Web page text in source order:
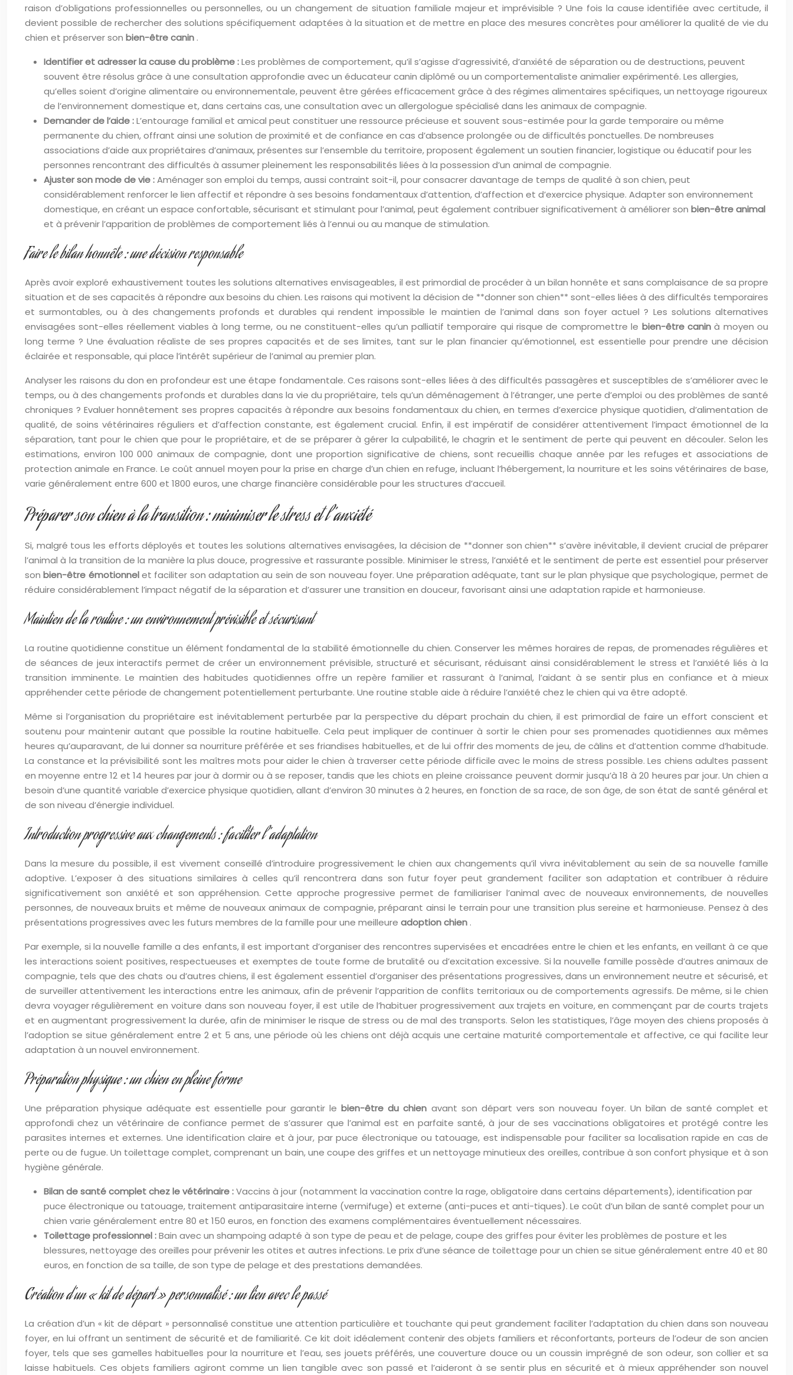
raison d’obligations professionnelles ou personnelles, ou un changement de situation familiale majeur et imprévisible ? Une fois la cause identifiée avec certitude, il
devient possible de rechercher des solutions spécifiquement adaptées à la situation et de mettre en place des mesures concrètes pour améliorer la qualité de vie du
chien et préserver son bien-être canin .
Identifier et adresser la cause du problème :Les problèmes de comportement, qu’il s’agisse d’agressivité, d’anxiété de séparation ou de destructions, peuvent
souvent être résolus grâce à une consultation approfondie avec un éducateur canin diplômé ou un comportementaliste animalier expérimenté. Les allergies,
qu’elles soient d’origine alimentaire ou environnementale, peuvent être gérées efficacement grâce à des régimes alimentaires spécifiques, un nettoyage rigoureux
de l’environnement domestique et, dans certains cas, une consultation avec un allergologue spécialisé dans les animaux de compagnie.
Demander de l’aide :L’entourage familial et amical peut constituer une ressource précieuse et souvent sous-estimée pour la garde temporaire ou même
permanente du chien, offrant ainsi une solution de proximité et de confiance en cas d’absence prolongée ou de difficultés ponctuelles. De nombreuses
associations d’aide aux propriétaires d’animaux, présentes sur l’ensemble du territoire, proposent également un soutien financier, logistique ou éducatif pour les
personnes rencontrant des difficultés à assumer pleinement les responsabilités liées à la possession d’un animal de compagnie.
Ajuster son mode de vie :Aménager son emploi du temps, aussi contraint soit-il, pour consacrer davantage de temps de qualité à son chien, peut
considérablement renforcer le lien affectif et répondre à ses besoins fondamentaux d’attention, d’affection et d’exercice physique. Adapter son environnement
domestique, en créant un espace confortable, sécurisant et stimulant pour l’animal, peut également contribuer significativement à améliorer son bien-être animal
et à prévenir l’apparition de problèmes de comportement liés à l’ennui ou au manque de stimulation.
Faire le bilan honnête : une décision responsable
Après avoir exploré exhaustivement toutes les solutions alternatives envisageables, il est primordial de procéder à un bilan honnête et sans complaisance de sa propre
situation et de ses capacités à répondre aux besoins du chien. Les raisons qui motivent la décision de **donner son chien** sont-elles liées à des difficultés temporaires
et surmontables, ou à des changements profonds et durables qui rendent impossible le maintien de l’animal dans son foyer actuel ? Les solutions alternatives
envisagées sont-elles réellement viables à long terme, ou ne constituent-elles qu’un palliatif temporaire qui risque de compromettre le bien-être caninà moyen ou
long terme ? Une évaluation réaliste de ses propres capacités et de ses limites, tant sur le plan financier qu’émotionnel, est essentielle pour prendre une décision
éclairée et responsable, qui place l’intérêt supérieur de l’animal au premier plan.
Analyser les raisons du don en profondeur est une étape fondamentale. Ces raisons sont-elles liées à des difficultés passagères et susceptibles de s’améliorer avec le
temps, ou à des changements profonds et durables dans la vie du propriétaire, tels qu’un déménagement à l’étranger, une perte d’emploi ou des problèmes de santé
chroniques ? Evaluer honnêtement ses propres capacités à répondre aux besoins fondamentaux du chien, en termes d’exercice physique quotidien, d’alimentation de
qualité, de soins vétérinaires réguliers et d’affection constante, est également crucial. Enfin, il est impératif de considérer attentivement l’impact émotionnel de la
séparation, tant pour le chien que pour le propriétaire, et de se préparer à gérer la culpabilité, le chagrin et le sentiment de perte qui peuvent en découler. Selon les
estimations, environ 100 000 animaux de compagnie, dont une proportion significative de chiens, sont recueillis chaque année par les refuges et associations de
protection animale en France. Le coût annuel moyen pour la prise en charge d’un chien en refuge, incluant l’hébergement, la nourriture et les soins vétérinaires de base,
varie généralement entre 600 et 1800 euros, une charge financière considérable pour les structures d’accueil.
Préparer son chien à la transition : minimiser le stress et l’anxiété
Si, malgré tous les efforts déployés et toutes les solutions alternatives envisagées, la décision de **donner son chien** s’avère inévitable, il devient crucial de préparer
l’animal à la transition de la manière la plus douce, progressive et rassurante possible. Minimiser le stress, l’anxiété et le sentiment de perte est essentiel pour préserver
sonbien-être émotionnelet faciliter son adaptation au sein de son nouveau foyer. Une préparation adéquate, tant sur le plan physique que psychologique, permet de
réduire considérablement l’impact négatif de la séparation et d’assurer une transition en douceur, favorisant ainsi une adaptation rapide et harmonieuse.
Maintien de la routine : un environnement prévisible et sécurisant
La routine quotidienne constitue un élément fondamental de la stabilité émotionnelle du chien. Conserver les mêmes horaires de repas, de promenades régulières et
de séances de jeux interactifs permet de créer un environnement prévisible, structuré et sécurisant, réduisant ainsi considérablement le stress et l’anxiété liés à la
transition imminente. Le maintien des habitudes quotidiennes offre un repère familier et rassurant à l’animal, l’aidant à se sentir plus en confiance et à mieux
appréhender cette période de changement potentiellement perturbante. Une routine stable aide à réduire l’anxiété chez le chien qui va être adopté.
Même si l’organisation du propriétaire est inévitablement perturbée par la perspective du départ prochain du chien, il est primordial de faire un effort conscient et
soutenu pour maintenir autant que possible la routine habituelle. Cela peut impliquer de continuer à sortir le chien pour ses promenades quotidiennes aux mêmes
heures qu’auparavant, de lui donner sa nourriture préférée et ses friandises habituelles, et de lui offrir des moments de jeu, de câlins et d’attention comme d’habitude.
La constance et la prévisibilité sont les maîtres mots pour aider le chien à traverser cette période difficile avec le moins de stress possible. Les chiens adultes passent
en moyenne entre 12 et 14 heures par jour à dormir ou à se reposer, tandis que les chiots en pleine croissance peuvent dormir jusqu’à 18 à 20 heures par jour. Un chien a
besoin d’une quantité variable d’exercice physique quotidien, allant d’environ 30 minutes à 2 heures, en fonction de sa race, de son âge, de son état de santé général et
de son niveau d’énergie individuel.
Introduction progressive aux changements : faciliter l’adaptation
Dans la mesure du possible, il est vivement conseillé d’introduire progressivement le chien aux changements qu’il vivra inévitablement au sein de sa nouvelle famille
adoptive. L’exposer à des situations similaires à celles qu’il rencontrera dans son futur foyer peut grandement faciliter son adaptation et contribuer à réduire
significativement son anxiété et son appréhension. Cette approche progressive permet de familiariser l’animal avec de nouveaux environnements, de nouvelles
personnes, de nouveaux bruits et même de nouveaux animaux de compagnie, préparant ainsi le terrain pour une transition plus sereine et harmonieuse. Pensez à des
présentations progressives avec les futurs membres de la famille pour une meilleure adoption chien .
Par exemple, si la nouvelle famille a des enfants, il est important d’organiser des rencontres supervisées et encadrées entre le chien et les enfants, en veillant à ce que
les interactions soient positives, respectueuses et exemptes de toute forme de brutalité ou d’excitation excessive. Si la nouvelle famille possède d’autres animaux de
compagnie, tels que des chats ou d’autres chiens, il est également essentiel d’organiser des présentations progressives, dans un environnement neutre et sécurisé, et
de surveiller attentivement les interactions entre les animaux, afin de prévenir l’apparition de conflits territoriaux ou de comportements agressifs. De même, si le chien
devra voyager régulièrement en voiture dans son nouveau foyer, il est utile de l’habituer progressivement aux trajets en voiture, en commençant par de courts trajets
et en augmentant progressivement la durée, afin de minimiser le risque de stress ou de mal des transports. Selon les statistiques, l’âge moyen des chiens proposés à
l’adoption se situe généralement entre 2 et 5 ans, une période où les chiens ont déjà acquis une certaine maturité comportementale et affective, ce qui facilite leur
adaptation à un nouvel environnement.
Préparation physique : un chien en pleine forme
Une préparation physique adéquate est essentielle pour garantir lebien-être du chien avant son départ vers son nouveau foyer. Un bilan de santé complet et
approfondi chez un vétérinaire de confiance permet de s’assurer que l’animal est en parfaite santé, à jour de ses vaccinations obligatoires et protégé contre les
parasites internes et externes. Une identification claire et à jour, par puce électronique ou tatouage, est indispensable pour faciliter sa localisation rapide en cas de
perte ou de fugue. Un toilettage complet, comprenant un bain, une coupe des griffes et un nettoyage minutieux des oreilles, contribue à son confort physique et à son
hygiène générale.
Bilan de santé complet chez le vétérinaire :Vaccins à jour (notamment la vaccination contre la rage, obligatoire dans certains départements), identification par
puce électronique ou tatouage, traitement antiparasitaire interne (vermifuge) et externe (anti-puces et anti-tiques). Le coût d’un bilan de santé complet pour un
chien varie généralement entre 80 et 150 euros, en fonction des examens complémentaires éventuellement nécessaires.
Toilettage professionnel :Bain avec un shampoing adapté à son type de peau et de pelage, coupe des griffes pour éviter les problèmes de posture et les
blessures, nettoyage des oreilles pour prévenir les otites et autres infections. Le prix d’une séance de toilettage pour un chien se situe généralement entre 40 et 80
euros, en fonction de sa taille, de son type de pelage et des prestations demandées.
Création d’un « kit de départ » personnalisé : un lien avec le passé
La création d’un « kit de départ » personnalisé constitue une attention particulière et touchante qui peut grandement faciliter l’adaptation du chien dans son nouveau
foyer, en lui offrant un sentiment de sécurité et de familiarité. Ce kit doit idéalement contenir des objets familiers et réconfortants, porteurs de l’odeur de son ancien
foyer, tels que ses gamelles habituelles pour la nourriture et l’eau, ses jouets préférés, une couverture douce ou un coussin imprégné de son odeur, son collier et sa
laisse habituels. Ces objets familiers agiront comme un lien tangible avec son passé et l’aideront à se sentir plus en sécurité et à mieux appréhender son nouvel